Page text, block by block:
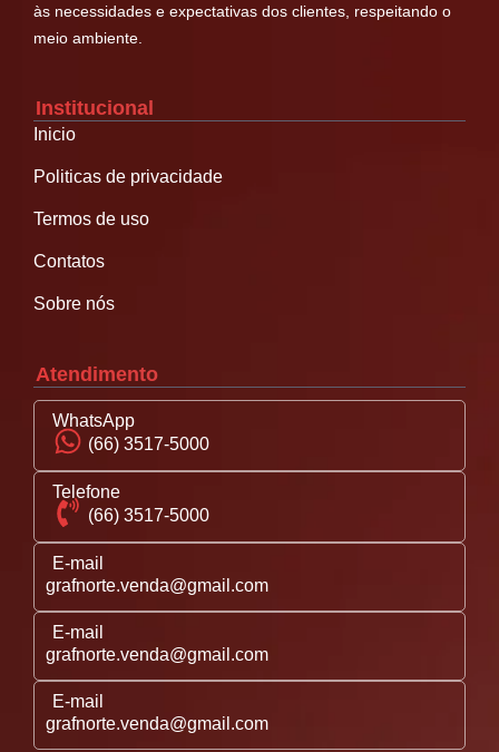
às necessidades e expectativas dos clientes, respeitando o
meio ambiente.
Institucional
Inicio
Politicas de privacidade
Termos de uso
Contatos
Sobre nós
Atendimento
WhatsApp
(66) 3517-5000
Telefone
(66) 3517-5000
E-mail
grafnorte.venda@gmail.com
E-mail
grafnorte.venda@gmail.com
E-mail
grafnorte.venda@gmail.com